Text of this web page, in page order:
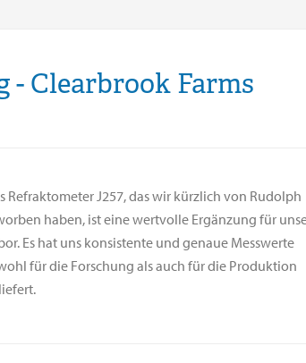
Clearbrook Farms
Refraktometer J257, das wir kürzlich von Rudolph
haben, ist eine wertvolle Ergänzung für
Es hat uns konsistente und genaue Messwerte
für die Forschung als auch für die Produktion